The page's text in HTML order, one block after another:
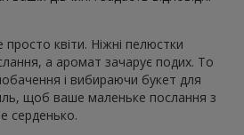
квіти. Ніжні пелюстки
а аромат зачарує подих. То
і вибираючи букет для
щоб ваше маленьке послання з
серденько.